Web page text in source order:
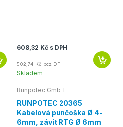
608,32 Kč s DPH
502,74 Kč bez DPH
Skladem
Runpotec GmbH
RUNPOTEC 20365
Kabelová punčoška Ø 4-
6mm, závit RTG Ø 6mm